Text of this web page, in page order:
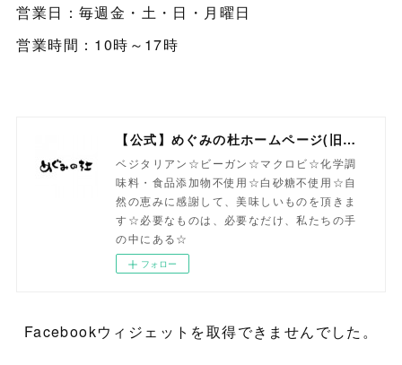
営業日：毎週金・土・日・月曜日
営業時間：10時～17時
【公式】めぐみの杜ホームページ(旧自然食工房）
ベジタリアン☆ビーガン☆マクロビ☆化学調
味料・食品添加物不使用☆白砂糖不使用☆自
然の恵みに感謝して、美味しいものを頂きま
す☆必要なものは、必要なだけ、私たちの手
の中にある☆
フォロー
Facebookウィジェットを取得できませんでした。